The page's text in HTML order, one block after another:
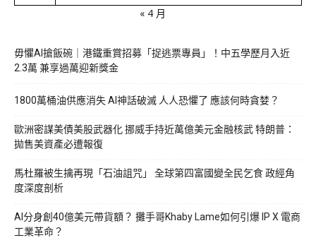
« 4 月
毋懼AI搶飯碗｜港鐵重賞招募「捉逃票專員」！中五學歷月入近
2.3萬 兼享過萬迎新獎金
1800萬桶油供應消失 AI神話破滅 人人恐懼了 應該何時貪婪？
歐洲密謀美債美股武器化 挪威手持近萬億美元金融核武 特朗普：
拋售美資產必遭報復
馬杜羅被生擒再現「石油詛咒」 全球第四富國變全民乞食 政經角
度深度剖析
AI分身創40億美元帶貨額？ 攤手哥Khaby Lame如何引爆 IP X 電商
工業革命？